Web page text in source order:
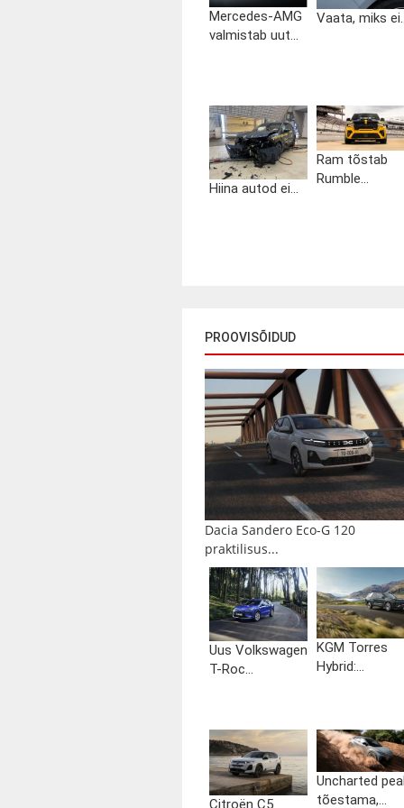
Mercedes-AMG
valmistab uut...
Vaata, miks
Hiina autod ei...
Ram tõstab
Rumble...
PROOVISÕIDUD
Dacia Sandero Eco-G 120
praktilisus...
Uus Volkswagen
T-Roc...
KGM Torres
Hybrid:...
Citroën C5
Uncharted
tõestama,...